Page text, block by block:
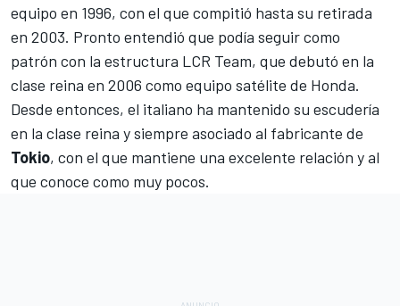
equipo en 1996, con el que compitió hasta su retirada
en 2003. Pronto entendió que podía seguir como
patrón con la estructura LCR Team, que debutó en la
clase reina en 2006 como equipo satélite de Honda.
Desde entonces, el italiano ha mantenido su escudería
en la clase reina y siempre asociado al fabricante de
Tokio, con el que mantiene una excelente relación y al
que conoce como muy pocos.